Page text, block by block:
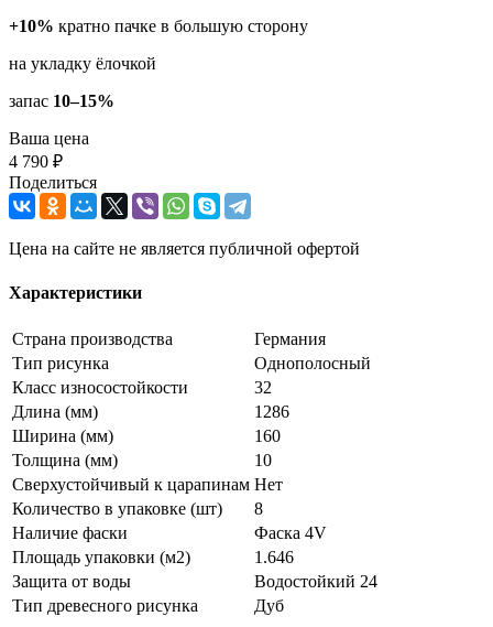
+10% кратно пачке в большую сторону
на укладку ёлочкой
запас 10–15%
Ваша цена
4 790 ₽
Поделиться
Цена на сайте не является публичной офертой
Характеристики
Страна производства
Германия
Тип рисунка
Однополосный
Класс износостойкости
32
Длина (мм)
1286
Ширина (мм)
160
Толщина (мм)
10
Сверхустойчивый к царапинам Нет
Количество в упаковке (шт)
8
Наличие фаски
Фаска 4V
Площадь упаковки (м2)
1.646
Защита от воды
Водостойкий 24
Тип древесного рисунка
Дуб